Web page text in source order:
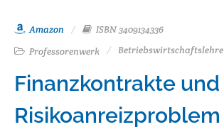
Amazon
ISBN 3409134336
Professorenwerk
Betriebswirtschaftslehre
Finanzkontrakte und
Risikoanreizproblem